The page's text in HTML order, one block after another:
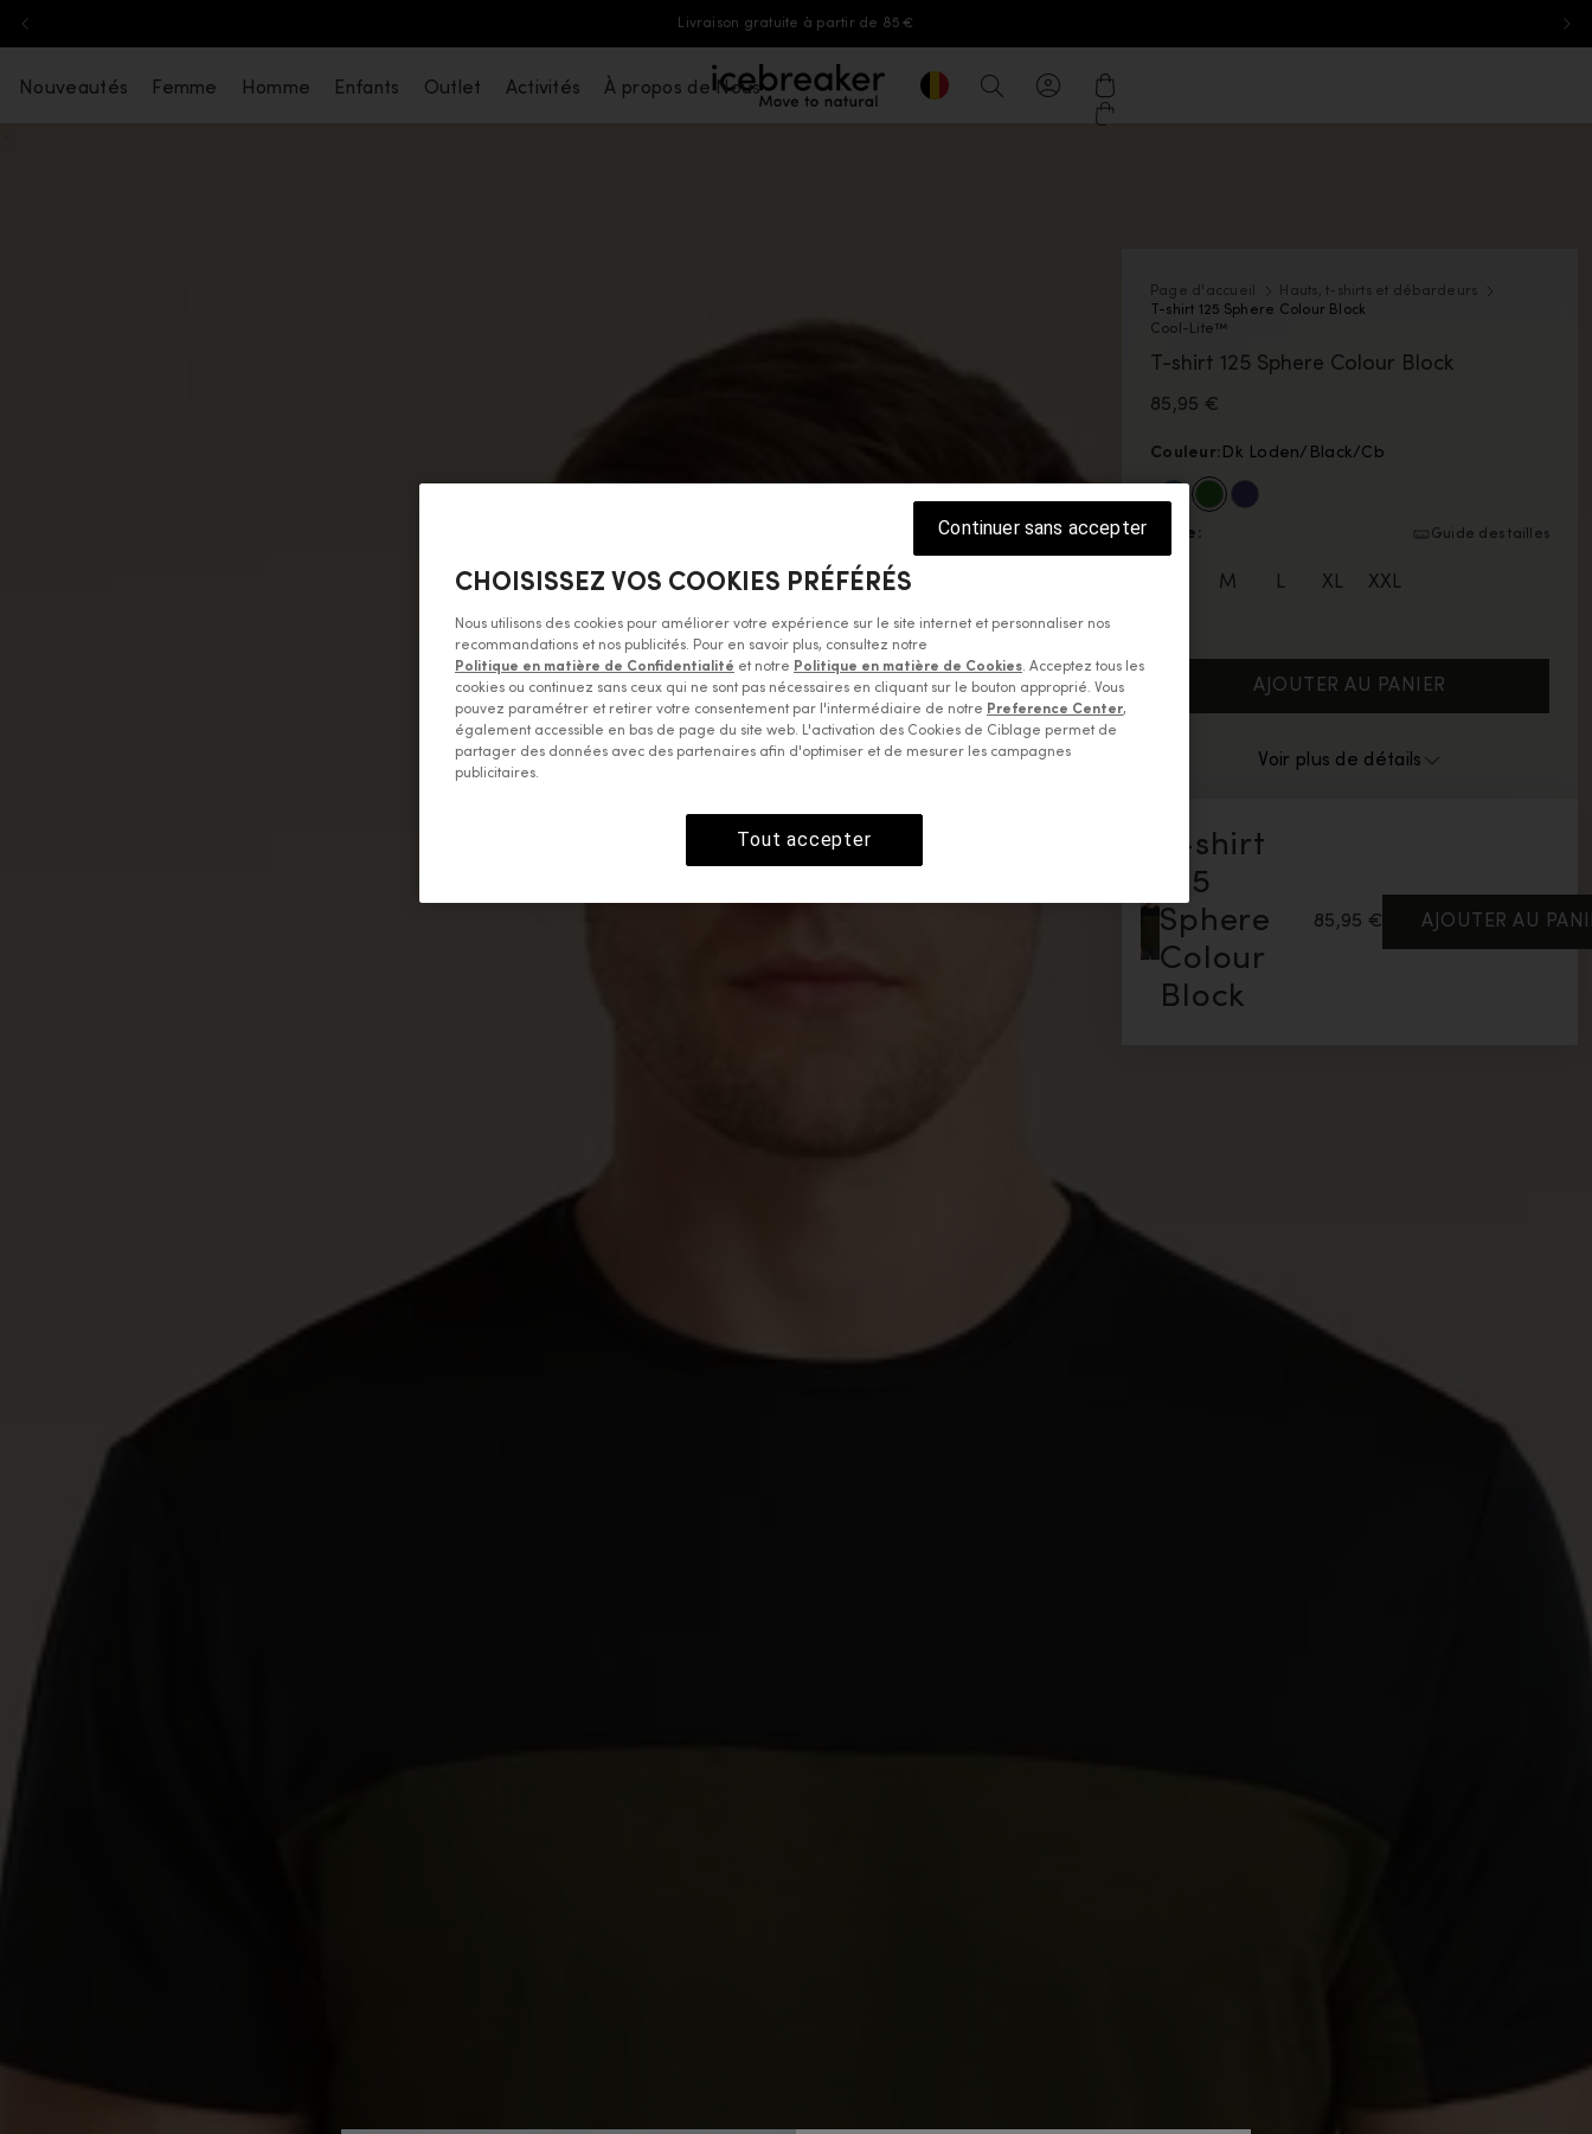
Livraison gratuite à partir de 85 €
Nouveautés Femme Homme Enfants Outlet Activités À propos de Nousicebreaker®, accéder à la page d'accueil de eu.icebreaker.com
Geolocation Button - Desktop: Belgique
Panier
Page d'accueil
Hauts, t-shirts et débardeurs
T-shirt 125 Sphere Colour Block
Cool-Lite™
T-shirt 125 Sphere Colour Block
85,95 €
Couleur: Dk Loden/Black/Cb
La couleur Dk Loden/Black/Cb est
La couleur Arctic/Atlantis/Cb est disponible
La couleur Midnnavy Hthr/Midnnavy/
Taille: Guide des tailles
La taille S est disponible
La taille M est disponible
M
La taille L est disponible
L
La taille XL est disponible
XL
La taille XXL est disponible
XXL
AJOUTER AU PANIER
T-shirt
125
Sphere
Colour
Block
85,95 € AJOUTER AU
Voir plus de détails
CHOISISSEZ VOS COOKIES PRÉFÉRÉS
Nous utilisons des cookies pour améliorer votre expérience sur le site internet et personnaliser nos
recommandations et nos publicités. Pour en savoir plus, consultez notre
Politique en matière de Confidentialité et notre Politique en matière de Cookies. Acceptez tous les
cookies ou continuez sans ceux qui ne sont pas nécessaires en cliquant sur le bouton approprié. Vous
pouvez paramétrer et retirer votre consentement par l'intermédiaire de notre Preference Center,
également accessible en bas de page du site web. L'activation des Cookies de Ciblage permet de
partager des données avec des partenaires afin d'optimiser et de mesurer les campagnes
publicitaires.
Tout accepter
Continuer sans accepter